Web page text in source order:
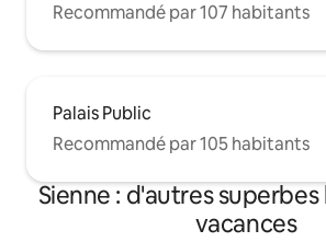
Recommandé par 107 habitants
Palais Public
Recommandé par 105 habitants
Sienne : d'autres
vacances